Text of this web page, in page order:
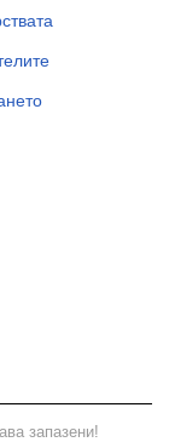
запазени!